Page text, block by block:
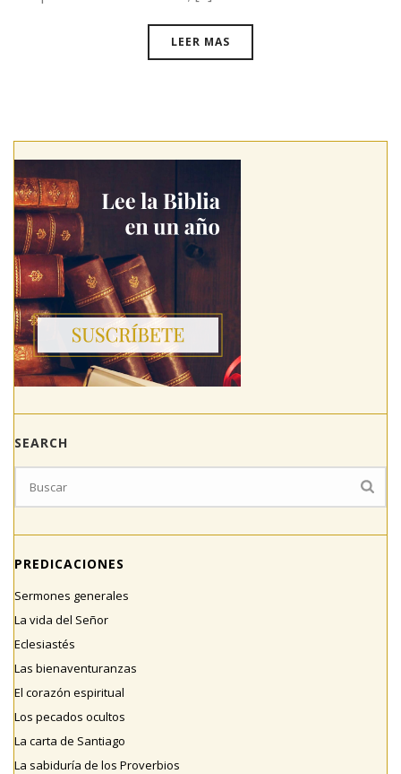
LEER MAS
SEARCH
PREDICACIONES
Sermones generales
La vida del Señor
Eclesiastés
Las bienaventuranzas
El corazón espiritual
Los pecados ocultos
La carta de Santiago
La sabiduría de los Proverbios